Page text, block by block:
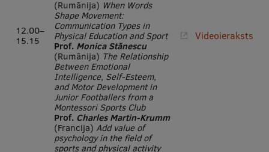
12.00–
15.15
(Rumānija) When Words
Shape Movement:
Communication Types in
Physical Education and Sport
Prof. Monica Stănescu
(Rumānija) The Relationship
Between Emotional
Intelligence, Self-Esteem,
and Motor Development in
Junior Footballers from a
Montessori Sports Club
Prof. Charles Martin-Krumm
(Francija) Add value of
psychology in the field of
sports and physical activity
Videoieraksts